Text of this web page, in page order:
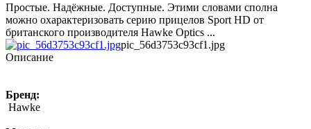
Простые. Надёжные. Доступные. Этими словами сполна
можно охарактеризовать серию прицелов Sport HD от
британского производителя Hawke Optics ...
pic_56d3753c93cf1.jpg
Описание
Бренд:
Hawke